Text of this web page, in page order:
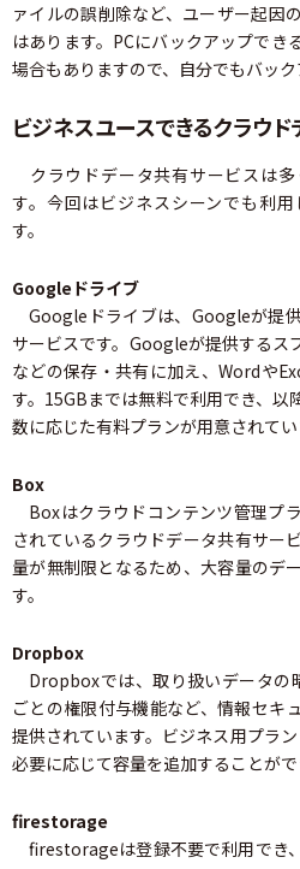
ァイルの誤削除など、ユーザー起因
はあります。PCにバックアップでき
場合もありますので、自分でもバック
ビジネスユースできるクラウ
クラウドデータ共有サービスは
す。今回はビジネスシーンでも利
す。
Googleドライブ
Googleドライブは、Googleが提
サービスです。Googleが提供するス
などの保存・共有に加え、Wordや
す。15GBまでは無料で利用でき、以
数に応じた有料プランが用意されてい
Box
Boxはクラウドコンテンツ管理プ
されているクラウドデータ共有サー
量が無制限となるため、大容量のデ
す。
Dropbox
Dropboxでは、取り扱いデータの
ごとの権限付与機能など、情報セキ
提供されています。ビジネス用プラ
必要に応じて容量を追加することがで
firestorage
firestorageは登録不要で利用でき